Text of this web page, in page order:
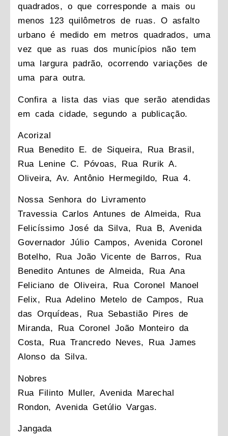
quadrados, o que corresponde a mais ou
menos 123 quilômetros de ruas. O asfalto
urbano é medido em metros quadrados, uma
vez que as ruas dos municípios não tem
uma largura padrão, ocorrendo variações de
uma para outra.
Confira a lista das vias que serão atendidas
em cada cidade, segundo a publicação.
Acorizal
Rua Benedito E. de Siqueira, Rua Brasil,
Rua Lenine C. Póvoas, Rua Rurik A.
Oliveira, Av. Antônio Hermegildo, Rua 4.
Nossa Senhora do Livramento
Travessia Carlos Antunes de Almeida, Rua
Felicíssimo José da Silva, Rua B, Avenida
Governador Júlio Campos, Avenida Coronel
Botelho, Rua João Vicente de Barros, Rua
Benedito Antunes de Almeida, Rua Ana
Feliciano de Oliveira, Rua Coronel Manoel
Felix, Rua Adelino Metelo de Campos, Rua
das Orquídeas, Rua Sebastião Pires de
Miranda, Rua Coronel João Monteiro da
Costa, Rua Trancredo Neves, Rua James
Alonso da Silva.
Nobres
Rua Filinto Muller, Avenida Marechal
Rondon, Avenida Getúlio Vargas.
Jangada